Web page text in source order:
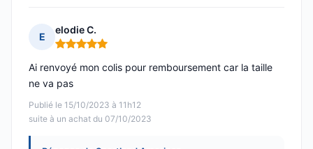
E
elodie C.
Note : 5 sur 5
Publié le 15/10/2023 à 11h12
suite à un achat du 07/10/2023
Ai renvoyé mon colis pour remboursement car la taille
ne va pas